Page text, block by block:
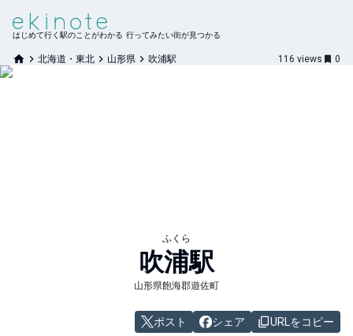
はじめて行く駅のことがわかる 行ってみたい街が見つかる
北海道・東北 山形県 吹浦駅 116 views 0
ふくら
吹浦駅
山形県飽海郡遊佐町
ポスト シェア URLをコピー